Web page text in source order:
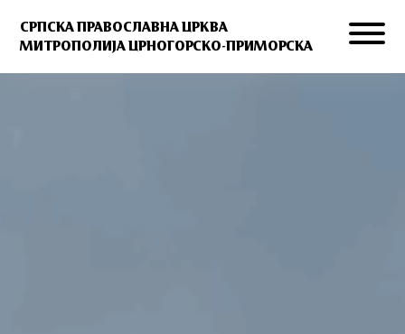
СРПСКА ПРАВОСЛАВНА ЦРКВА
МИТРОПОЛИЈА ЦРНОГОРСКО-ПРИМОРСКА